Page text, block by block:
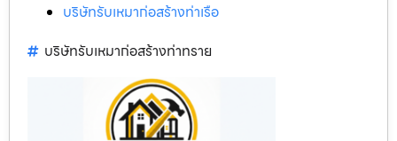
บริษัทรับเหมาก่อสร้างท่าเรือ
บริษัทรับเหมาก่อสร้างท่าทราย